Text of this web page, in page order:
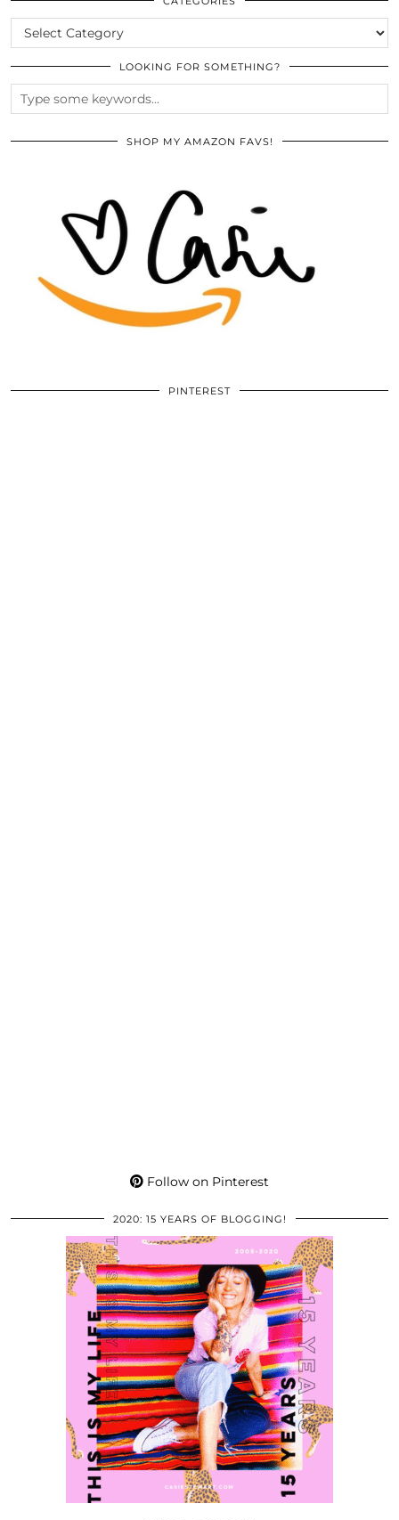
CATEGORIES
LOOKING FOR SOMETHING?
SHOP MY AMAZON FAVS!
PINTEREST
Follow on Pinterest
2020: 15 YEARS OF BLOGGING!